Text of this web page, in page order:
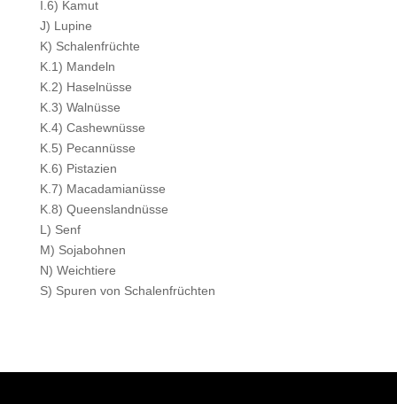
I.6) Kamut
J) Lupine
K) Schalenfrüchte
K.1) Mandeln
K.2) Haselnüsse
K.3) Walnüsse
K.4) Cashewnüsse
K.5) Pecannüsse
K.6) Pistazien
K.7) Macadamianüsse
K.8) Queenslandnüsse
L) Senf
M) Sojabohnen
N) Weichtiere
S) Spuren von Schalenfrüchten